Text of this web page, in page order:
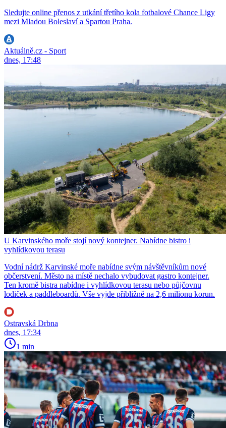
Sledujte online přenos z utkání třetího kola fotbalové Chance Ligy
mezi Mladou Boleslaví a Spartou Praha.
Aktuálně.cz - Sport
dnes, 17:48
U Karvinského moře stojí nový kontejner. Nabídne bistro i
vyhlídkovou terasu
Vodní nádrž Karvinské moře nabídne svým návštěvníkům nové
občerstvení. Město na místě nechalo vybudovat gastro kontejner.
Ten kromě bistra nabídne i vyhlídkovou terasu nebo půjčovnu
lodiček a paddleboardů. Vše vyjde přibližně na 2,6 milionu korun.
Ostravská Drbna
dnes, 17:34
1 min